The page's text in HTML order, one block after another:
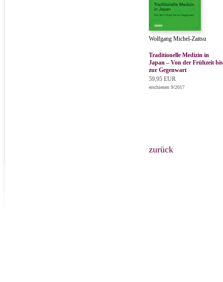
Wolfgang Michel-Zaitsu
Traditionelle Medizin in
Japan – Von der Frühzeit bis
zur Gegenwart
59,95 EUR
erschienen 9/2017
zurück